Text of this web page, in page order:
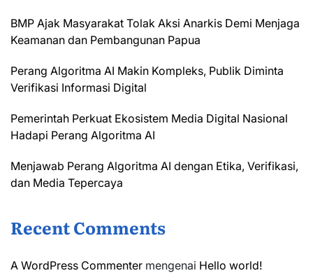
BMP Ajak Masyarakat Tolak Aksi Anarkis Demi Menjaga
Keamanan dan Pembangunan Papua
Perang Algoritma AI Makin Kompleks, Publik Diminta
Verifikasi Informasi Digital
Pemerintah Perkuat Ekosistem Media Digital Nasional
Hadapi Perang Algoritma AI
Menjawab Perang Algoritma AI dengan Etika, Verifikasi,
dan Media Tepercaya
Recent Comments
A WordPress Commenter mengenai Hello world!